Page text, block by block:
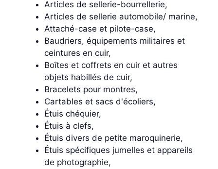
Articles de sellerie-bourrellerie,
Articles de sellerie automobile/ marine,
Attaché-case et pilote-case,
Baudriers, équipements militaires et
ceintures en cuir,
Boîtes et coffrets en cuir et autres
objets habillés de cuir,
Bracelets pour montres,
Cartables et sacs d'écoliers,
Étuis chéquier,
Étuis à clefs,
Étuis divers de petite maroquinerie,
Étuis spécifiques jumelles et appareils
de photographie,